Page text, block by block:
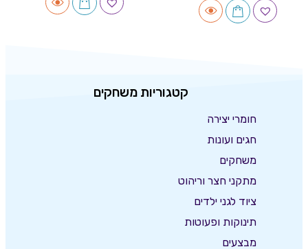
קטגוריות משחקים
חומרי יצירה
חגים ועונות
משחקים
מתקני חצר וריהוט
ציוד לגני ילדים
תינוקות ופעוטות
מבצעים